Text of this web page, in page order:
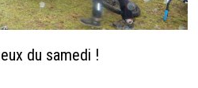
du samedi !